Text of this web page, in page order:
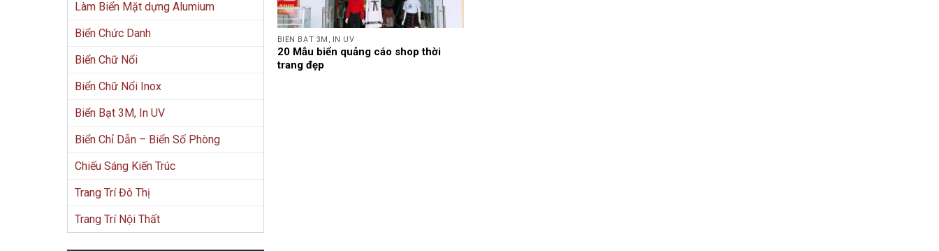
Làm Biển Mặt dựng Alumium
Biển Chức Danh
Biển Chữ Nổi
Biển Chữ Nổi Inox
Biển Bạt 3M, In UV
Biển Chỉ Dẫn – Biển Số Phòng
Chiếu Sáng Kiến Trúc
Trang Trí Đô Thị
Trang Trí Nội Thất
BIỂN BẠT 3M, IN UV
20 Mẫu biển quảng cáo shop thời
trang đẹp